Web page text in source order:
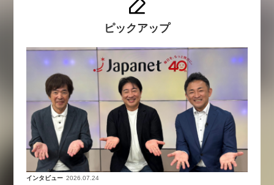
ピックアップ
インタビュー 2026.07.24